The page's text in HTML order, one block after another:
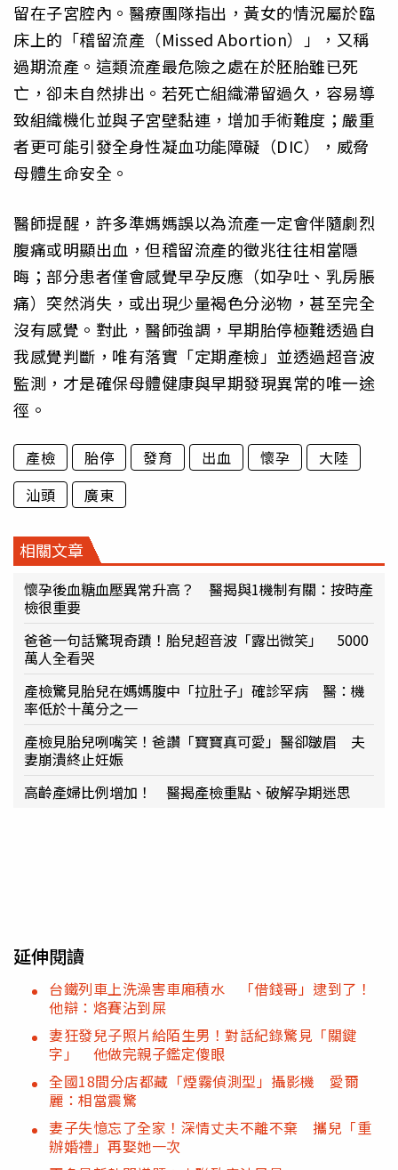
留在子宮腔內。醫療團隊指出，黃女的情況屬於臨
床上的「稽留流產（Missed Abortion）」，又稱
過期流產。這類流產最危險之處在於胚胎雖已死
亡，卻未自然排出。若死亡組織滯留過久，容易導
致組織機化並與子宮壁黏連，增加手術難度；嚴重
者更可能引發全身性凝血功能障礙（DIC），威脅
母體生命安全。
醫師提醒，許多準媽媽誤以為流產一定會伴隨劇烈
腹痛或明顯出血，但稽留流產的徵兆往往相當隱
晦；部分患者僅會感覺早孕反應（如孕吐、乳房脹
痛）突然消失，或出現少量褐色分泌物，甚至完全
沒有感覺。對此，醫師強調，早期胎停極難透過自
我感覺判斷，唯有落實「定期產檢」並透過超音波
監測，才是確保母體健康與早期發現異常的唯一途
徑。
產檢 胎停 發育 出血 懷孕
大陸
汕頭
廣東
相關文章
懷孕後血糖血壓異常升高？ 醫揭與1機制有關：按時產
檢很重要
爸爸一句話驚現奇蹟！胎兒超音波「露出微笑」 5000
萬人全看哭
產檢驚見胎兒在媽媽腹中「拉肚子」確診罕病 醫：機
率低於十萬分之一
產檢見胎兒咧嘴笑！爸讚「寶寶真可愛」醫卻皺眉 夫
妻崩潰終止妊娠
高齡產婦比例增加！ 醫揭產檢重點、破解孕期迷思
延伸閱讀
台鐵列車上洗澡害車廂積水 「借錢哥」逮到了！
他辯：烙賽沾到屎
妻狂發兒子照片給陌生男！對話紀錄驚見「關鍵
字」 他做完親子鑑定傻眼
全國18間分店都藏「煙霧偵測型」攝影機 愛爾
麗：相當震驚
妻子失憶忘了全家！深情丈夫不離不棄 攜兒「重
辦婚禮」再娶她一次